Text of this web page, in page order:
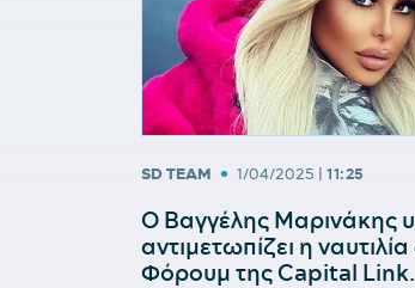
SD TEAM • 1/04/2025 | 11:25
Ο Βαγγέλης Μαρινάκης
αντιμετωπίζει η
Φόρουμ της Capital Link.